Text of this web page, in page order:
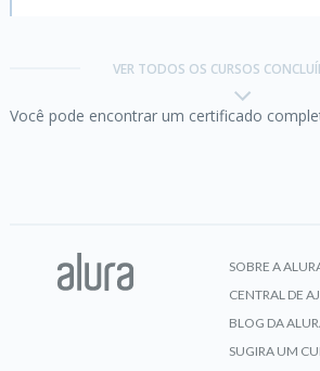
VER TODOS OS CURSOS
Você pode encontrar um certificado
SOBRE A
CENTRAL DE
BLOG DA
SUGIRA UM